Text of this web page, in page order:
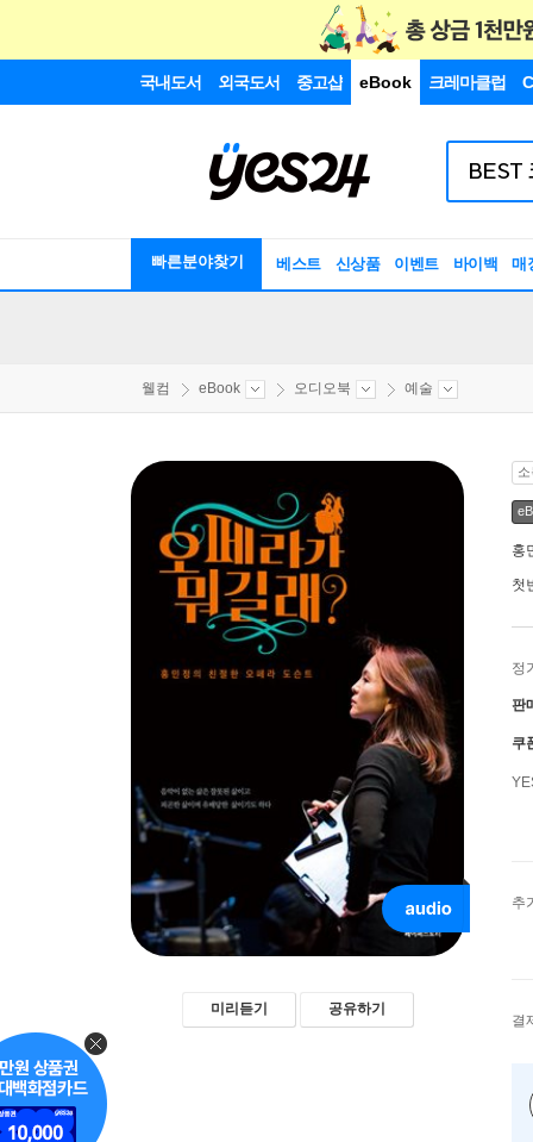
국내도서 외국도서 중고샵 eBook 크레마클럽
빠른분야찾기 베스트 신상품 이벤트 바이백 매
웰컴 eBook 오디오북 예술
미리듣기 공유하기
홍
첫
정
판
쿠
추
결